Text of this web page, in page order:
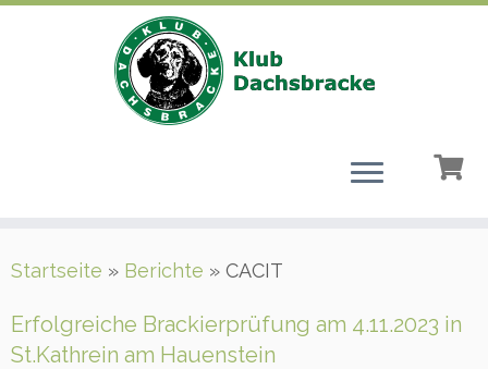
Inhalt
Startseite » Berichte » CACIT
Erfolgreiche Brackierprüfung am 4.11.2023 in
St.Kathrein am Hauenstein